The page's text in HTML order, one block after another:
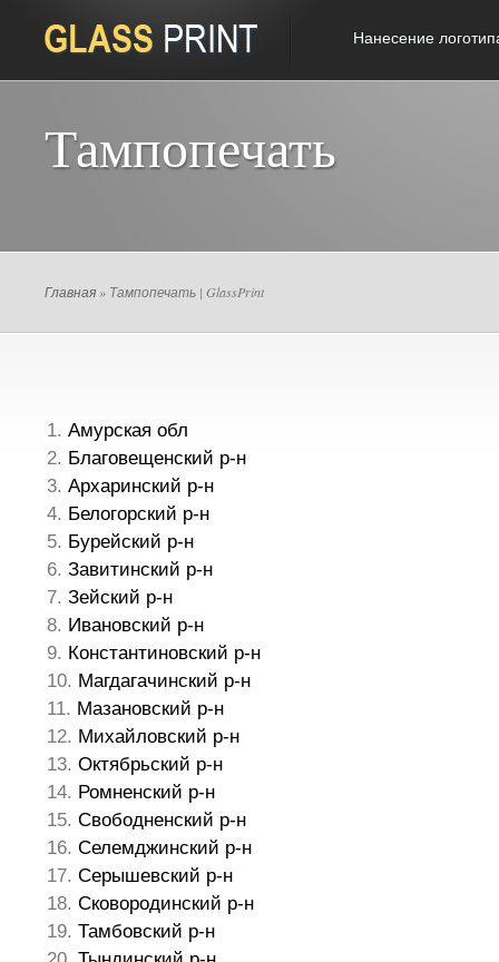
Нанесение
Тампопечать
Главная » Тампопечать | GlassPrint
Амурская обл
Благовещенский р-н
Архаринский р-н
Белогорский р-н
Бурейский р-н
Завитинский р-н
Зейский р-н
Ивановский р-н
Константиновский р-н
Магдагачинский р-н
Мазановский р-н
Михайловский р-н
Октябрьский р-н
Ромненский р-н
Свободненский р-н
Селемджинский р-н
Серышевский р-н
Сковородинский р-н
Тамбовский р-н